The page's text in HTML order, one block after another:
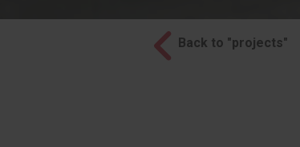
Back to "projects"